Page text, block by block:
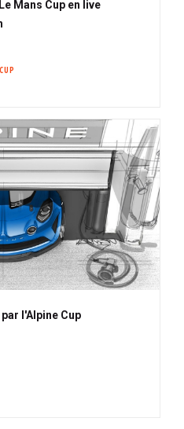
Mans Cup en live
l'Alpine Cup